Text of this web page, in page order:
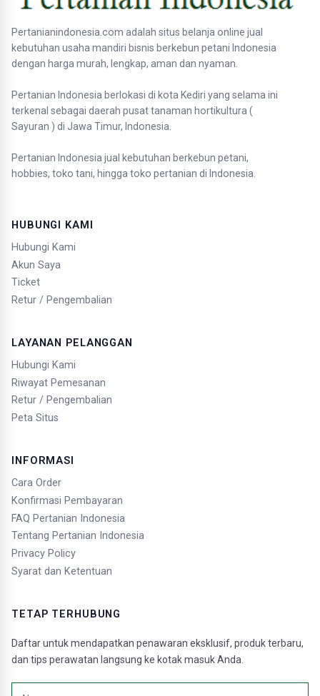
Pertanianindonesia.com adalah situs belanja online jual
kebutuhan usaha mandiri bisnis berkebun petani Indonesia
dengan harga murah, lengkap, aman dan nyaman.
Pertanian Indonesia berlokasi di kota Kediri yang selama ini
terkenal sebagai daerah pusat tanaman hortikultura (
Sayuran ) di Jawa Timur, Indonesia.
Pertanian Indonesia jual kebutuhan berkebun petani,
hobbies, toko tani, hingga toko pertanian di Indonesia.
HUBUNGI KAMI
Hubungi Kami
Akun Saya
Ticket
Retur / Pengembalian
LAYANAN PELANGGAN
Hubungi Kami
Riwayat Pemesanan
Retur / Pengembalian
Peta Situs
INFORMASI
Cara Order
Konfirmasi Pembayaran
FAQ Pertanian Indonesia
Tentang Pertanian Indonesia
Privacy Policy
Syarat dan Ketentuan
TETAP TERHUBUNG
Daftar untuk mendapatkan penawaran eksklusif, produk terbaru,
dan tips perawatan langsung ke kotak masuk Anda.